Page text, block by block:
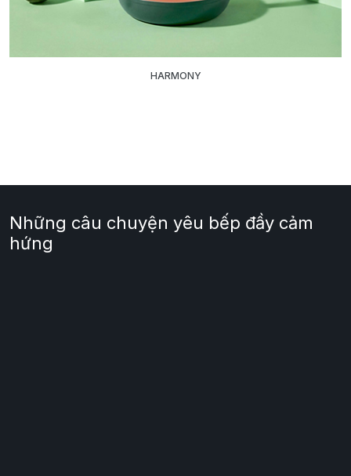
HARMONY
Những câu chuyện yêu bếp đầy cảm
hứng